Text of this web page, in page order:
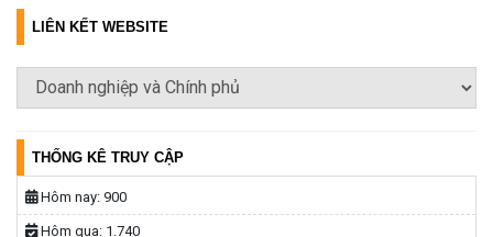
LIÊN KẾT WEBSITE
THỐNG KÊ TRUY CẬP
Hôm nay: 900
Hôm qua: 1.740